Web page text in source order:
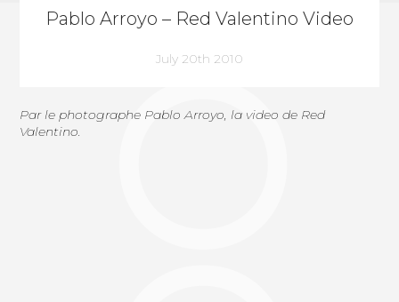
Pablo Arroyo – Red Valentino Video
July 20th 2010
Par le photographe Pablo Arroyo, la video de Red
Valentino.